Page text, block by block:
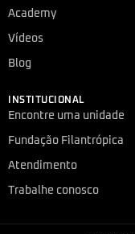
Academy
Vídeos
Blog
INSTITUCIONAL
Encontre uma unidade
Fundação Filantrópica
Atendimento
Trabalhe conosco